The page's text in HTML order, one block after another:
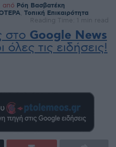
από Ρόη Βασβατέκη
Τοπική Επικαιρότητα
Reading Time: 1 min read
στο Google News
τις ειδήσεις!